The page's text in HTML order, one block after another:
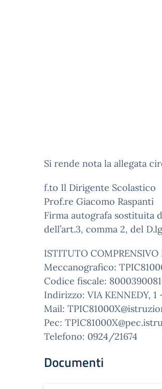
Si rende nota la allegata
f.to Il Dirigente Scolastico
Prof.re Giacomo Raspanti
Firma autografa sostituita
dell’art.3, comma 2, del
ISTITUTO COMPRENSIVO
Meccanografico:
Codice fiscale:
Indirizzo: VIA KENNEDY, 1
Mail:
Pec:
Telefono: 0924/21674
Documenti